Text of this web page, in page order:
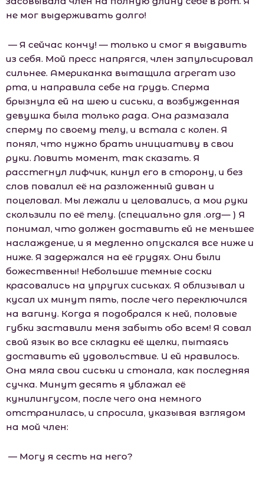
не мог выдерживать долго!
— Я сейчас кончу! — только и смог я выдавить
из себя. Мой пресс напрягся, член запульсировал
сильнее. Американка вытащила агрегат изо
рта, и направила себе на грудь. Сперма
брызнула ей на шею и сиськи, а возбужденная
девушка была только рада. Она размазала
сперму по своему телу, и встала с колен. Я
понял, что нужно брать инициативу в свои
руки. Ловить момент, так сказать. Я
расстегнул лифчик, кинул его в сторону, и без
слов повалил её на разложенный диван и
поцеловал. Мы лежали и целовались, а мои руки
скользили по её телу. (специально для .оrg— ) Я
понимал, что должен доставить ей не меньшее
наслаждение, и я медленно опускался все ниже и
ниже. Я задержался на её грудях. Они были
божественны! Небольшие темные соски
красовались на упругих сиськах. Я облизывал и
кусал их минут пять, после чего переключился
на вагину. Когда я подобрался к ней, половые
губки заставили меня забыть обо всем! Я совал
свой язык во все складки её щелки, пытаясь
доставить ей удовольствие. И ей нравилось.
Она мяла свои сиськи и стонала, как последняя
сучка. Минут десять я ублажал её
кунилингусом, после чего она немного
отстранилась, и спросила, указывая взглядом
на мой член:
— Могу я сесть на него?